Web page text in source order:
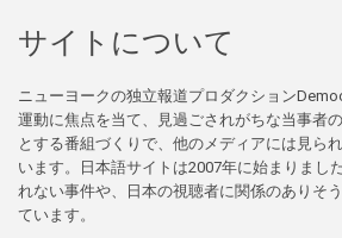
サイトについて
ニューヨークの独立報道プロダクション
運動に焦点を当て、見過ごされがちな当事者
とする番組づくりで、他のメディアには見ら
います。日本語サイトは2007年に始まりまし
れない事件や、日本の視聴者に関係のありそ
ています。